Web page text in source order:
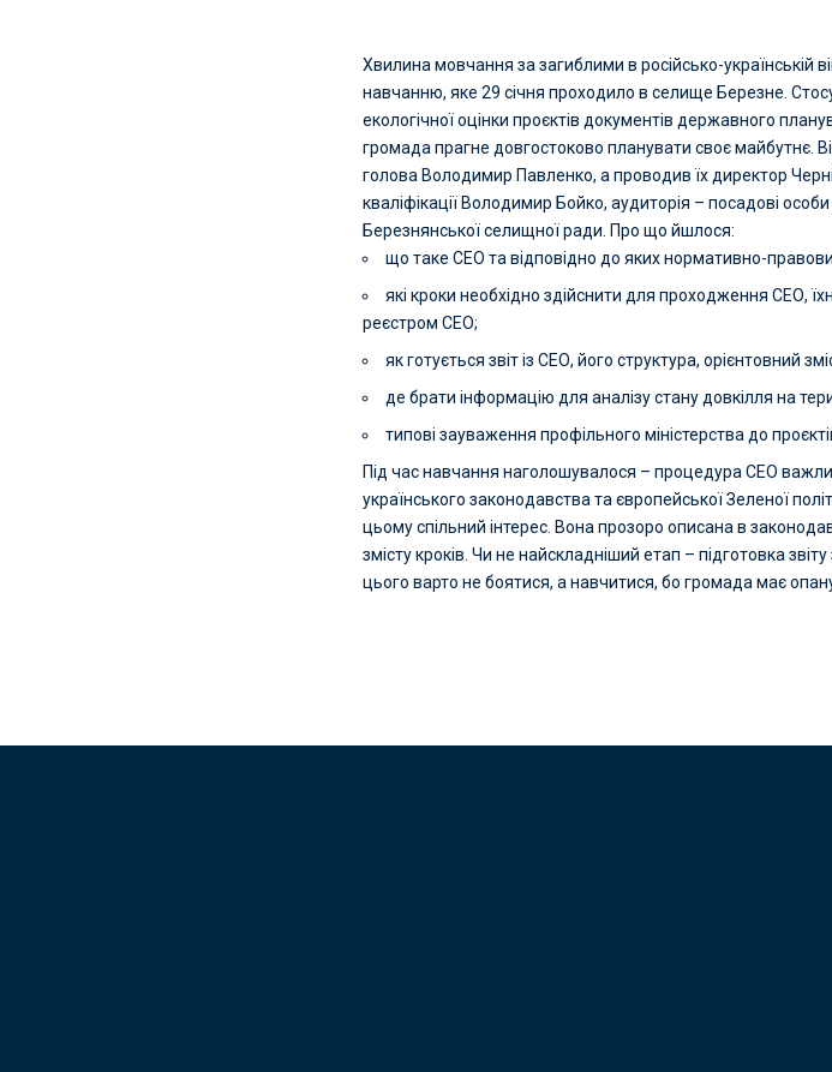
Хвилина мовчання за загиблими в російсько-українській
навчанню, яке 29 січня проходило в селище Березне.
екологічної оцінки проєктів документів державного
громада прагне довгостоково планувати своє майбутнє.
голова Володимир Павленко, а проводив їх директор
кваліфікації Володимир Бойко, аудиторія – посадові
Березнянської селищної ради. Про що йшлося:
що таке СЕО та відповідно до яких нормативно-
які кроки необхідно здійснити для проходження СЕО,
реєстром СЕО;
як готується звіт із СЕО, його структура, орієнтовний
де брати інформацію для аналізу стану довкілля на
типові зауваження профільного міністерства до
Під час навчання наголошувалося – процедура СЕО
українського законодавства та європейської Зеленої
цьому спільний інтерес. Вона прозоро описана в
змісту кроків. Чи не найскладніший етап – підготовка
цього варто не боятися, а навчитися, бо громада має